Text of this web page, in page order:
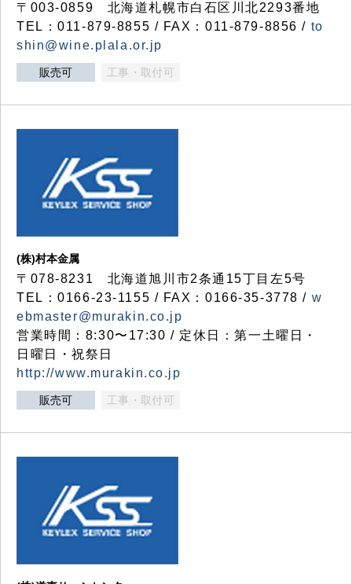
〒003-0859 北海道札幌市白石区川北2293番地
TEL：011-879-8855 / FAX：011-879-8856 / to
shin@wine.plala.or.jp
販売可 工事・取付可
(株)村本金属
〒078-8231 北海道旭川市2条通15丁目左5号
TEL：0166-23-1155 / FAX：0166-35-3778 / w
ebmaster@murakin.co.jp
営業時間：8:30〜17:30 / 定休日：第一土曜日・
日曜日・祝祭日
http://www.murakin.co.jp
販売可 工事・取付可